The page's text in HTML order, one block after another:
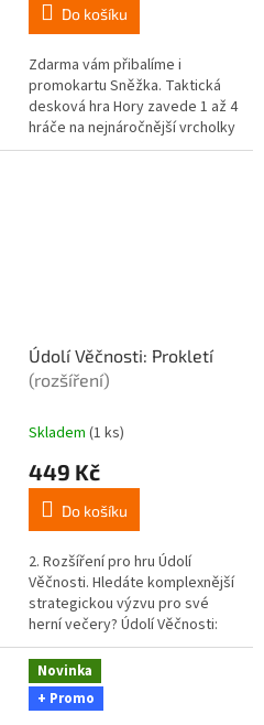
Do košíku
Zdarma vám přibalíme i
promokartu Sněžka. Taktická
desková hra Hory zavede 1 až 4
hráče na nejnáročnější vrcholky
světa. Tato horolezecká
Údolí Věčnosti: Prokletí
(rozšíření)
Skladem (1 ks)
449 Kč
Do košíku
2. Rozšíření pro hru Údolí
Věčnosti. Hledáte komplexnější
strategickou výzvu pro své
herní večery? Údolí Věčnosti:
Prokletí je druhé velké rozšíření
pro oblíbenou fantasy...
Novinka
+ Promo